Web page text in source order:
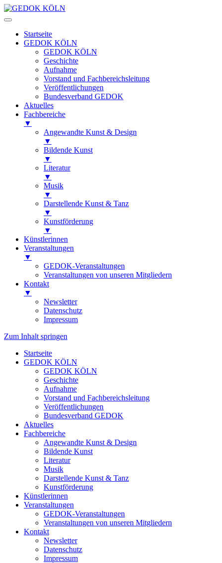
Startseite
GEDOK KÖLN
GEDOK KÖLN
Geschichte
Aufnahme
Vorstand und Fachbereichsleitung
Veröffentlichungen
Bundesverband GEDOK
Aktuelles
Fachbereiche
▼
Angewandte Kunst & Design
▼
Bildende Kunst
▼
Literatur
▼
Musik
▼
Darstellende Kunst & Tanz
▼
Kunstförderung
▼
Künstlerinnen
Veranstaltungen
▼
GEDOK-Veranstaltungen
Veranstaltungen von unseren Mitgliedern
Kontakt
▼
Newsletter
Datenschutz
Impressum
Zum Inhalt springen
Startseite
GEDOK KÖLN
GEDOK KÖLN
Geschichte
Aufnahme
Vorstand und Fachbereichsleitung
Veröffentlichungen
Bundesverband GEDOK
Aktuelles
Fachbereiche
Angewandte Kunst & Design
Bildende Kunst
Literatur
Musik
Darstellende Kunst & Tanz
Kunstförderung
Künstlerinnen
Veranstaltungen
GEDOK-Veranstaltungen
Veranstaltungen von unseren Mitgliedern
Kontakt
Newsletter
Datenschutz
Impressum